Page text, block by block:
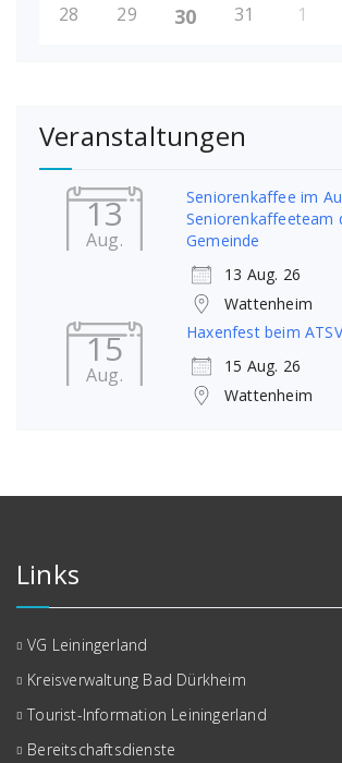
28 29 30 31 1
Veranstaltungen
13
Aug.
Seniorenkaffee im
Seniorenkaffeeteam
Gemeinde
13 Aug. 26
Wattenheim
15
Aug.
Haxenfest beim
15 Aug. 26
Wattenheim
Links
VG Leiningerland
Kreisverwaltung Bad Dürkheim
Tourist-Information Leiningerland
Bereitschaftsdienste